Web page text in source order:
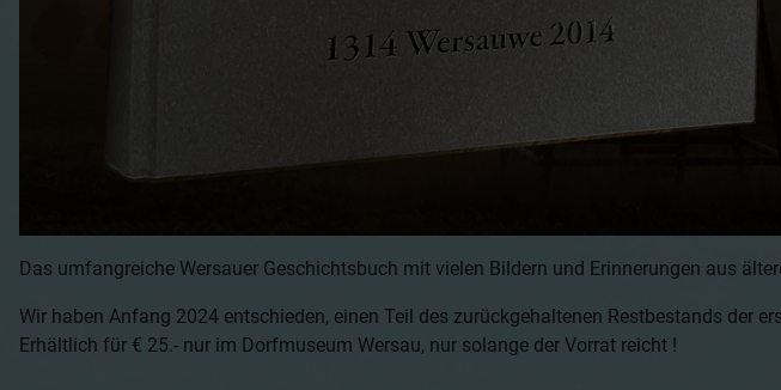
Das umfangreiche Wersauer Geschichtsbuch mit vielen Bildern und Erinnerungen aus
Wir haben Anfang 2024 entschieden, einen Teil des zurückgehaltenen Restbestands der
Erhältlich für € 25.- nur im Dorfmuseum Wersau, nur solange der Vorrat reicht !